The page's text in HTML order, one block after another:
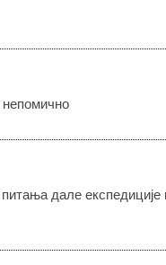
непомично
дале експедиције